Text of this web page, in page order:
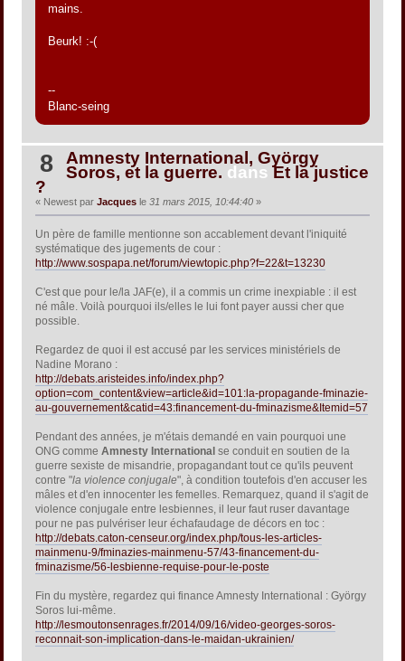
mains.
Beurk! :-(
--
Blanc-seing
8 Amnesty International, György
Soros, et la guerre. dansEt la justice
?
« Newest par Jacques le31 mars 2015, 10:44:40»
Un père de famille mentionne son accablement devant l'iniquité
systématique des jugements de cour :
http://www.sospapa.net/forum/viewtopic.php?f=22&t=13230
C'est que pour le/la JAF(e), il a commis un crime inexpiable : il est
né mâle. Voilà pourquoi ils/elles le lui font payer aussi cher que
possible.
Regardez de quoi il est accusé par les services ministériels de
Nadine Morano :
http://debats.aristeides.info/index.php?
option=com_content&view=article&id=101:la-propagande-fminazie-
au-gouvernement&catid=43:financement-du-fminazisme&Itemid=57
Pendant des années, je m'étais demandé en vain pourquoi une
ONG comme Amnesty International se conduit en soutien de la
guerre sexiste de misandrie, propagandant tout ce qu'ils peuvent
contre "la violence conjugale", à condition toutefois d'en accuser les
mâles et d'en innocenter les femelles. Remarquez, quand il s'agit de
violence conjugale entre lesbiennes, il leur faut ruser davantage
pour ne pas pulvériser leur échafaudage de décors en toc :
http://debats.caton-censeur.org/index.php/tous-les-articles-
mainmenu-9/fminazies-mainmenu-57/43-financement-du-
fminazisme/56-lesbienne-requise-pour-le-poste
Fin du mystère, regardez qui finance Amnesty International : György
Soros lui-même.
http://lesmoutonsenrages.fr/2014/09/16/video-georges-soros-
reconnait-son-implication-dans-le-maidan-ukrainien/